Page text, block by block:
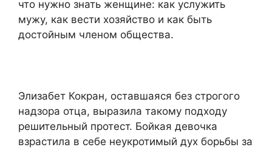
что нужно знать женщине: как услужить
мужу, как вести хозяйство и как быть
достойным членом общества.
Элизабет Кокран, оставшаяся без строгого
надзора отца, выразила такому подходу
решительный протест. Бойкая девочка
взрастила в себе неукротимый дух борьбы за